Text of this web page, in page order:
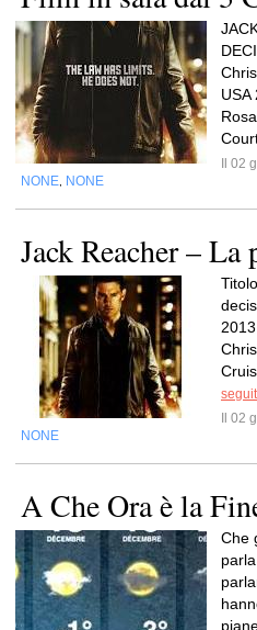
USA
Il 02
NONE NONE
Jack Reacher – La
Il 02
NONE
A Che Ora è la
Che